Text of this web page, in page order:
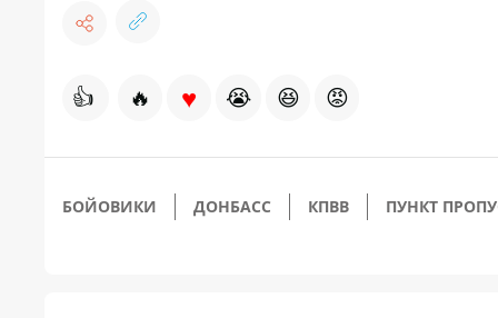
👍 🔥 ♥ 😭 😆 😡
БОЙОВИКИ ДОНБАСС КПВВ ПУНКТ